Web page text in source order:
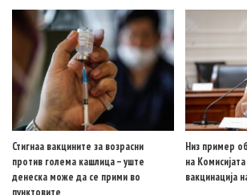
Стигнаа вакцините за возрасни
против голема кашлица – уште
денеска може да се прими во
Низ пример
на
вакцинација